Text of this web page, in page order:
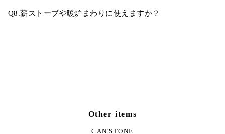
Q8.薪ストーブや暖炉まわりに使えますか？
Other items
CAN'STONE